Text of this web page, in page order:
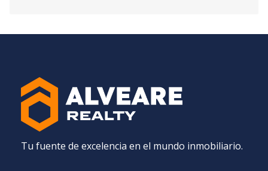
Tu fuente de excelencia en el mundo inmobiliario.